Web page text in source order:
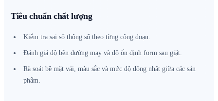
Tiêu chuẩn chất lượng
Kiểm tra sai số thông số theo từng công đoạn.
Đánh giá độ bền đường may và độ ổn định form sau giặt.
Rà soát bề mặt vải, màu sắc và mức độ đồng nhất giữa các sản
phẩm.